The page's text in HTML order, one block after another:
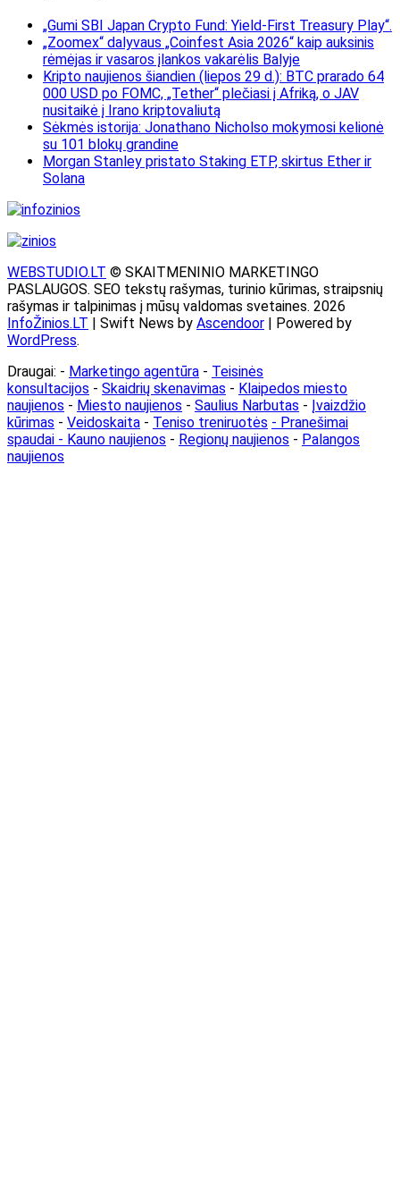
„Gumi SBI Japan Crypto Fund: Yield-First Treasury Play“.
„Zoomex“ dalyvaus „Coinfest Asia 2026“ kaip auksinis
rėmėjas ir vasaros įlankos vakarėlis Balyje
Kripto naujienos šiandien (liepos 29 d.): BTC prarado 64
000 USD po FOMC, „Tether“ plečiasi į Afriką, o JAV
nusitaikė į Irano kriptovaliutą
Sėkmės istorija: Jonathano Nicholso mokymosi kelionė
su 101 blokų grandine
Morgan Stanley pristato Staking ETP, skirtus Ether ir
Solana
WEBSTUDIO.LT © SKAITMENINIO MARKETINGO
PASLAUGOS. SEO tekstų rašymas, turinio kūrimas, straipsnių
rašymas ir talpinimas į mūsų valdomas svetaines. 2026
InfoŽinios.LT | Swift News by Ascendoor | Powered by
WordPress.
Draugai: - Marketingo agentūra - Teisinės
konsultacijos - Skaidrių skenavimas - Klaipedos miesto
naujienos - Miesto naujienos - Saulius Narbutas - Įvaizdžio
kūrimas - Veidoskaita - Teniso treniruotės - Pranešimai
spaudai - Kauno naujienos - Regionų naujienos - Palangos
naujienos